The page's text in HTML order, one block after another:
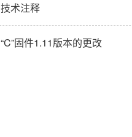
技术注释
“C”固件1.11版本的更改